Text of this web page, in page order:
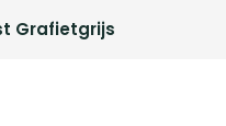
Grafietgrijs